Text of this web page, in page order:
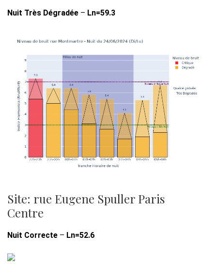
Nuit Très Dégradée – Ln=59.3
Site: rue Eugene Spuller Paris
Centre
Nuit Correcte – Ln=52.6